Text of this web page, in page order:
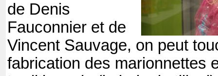
de Denis
Fauconnier et de
Vincent Sauvage, on peut
fabrication des marionnettes